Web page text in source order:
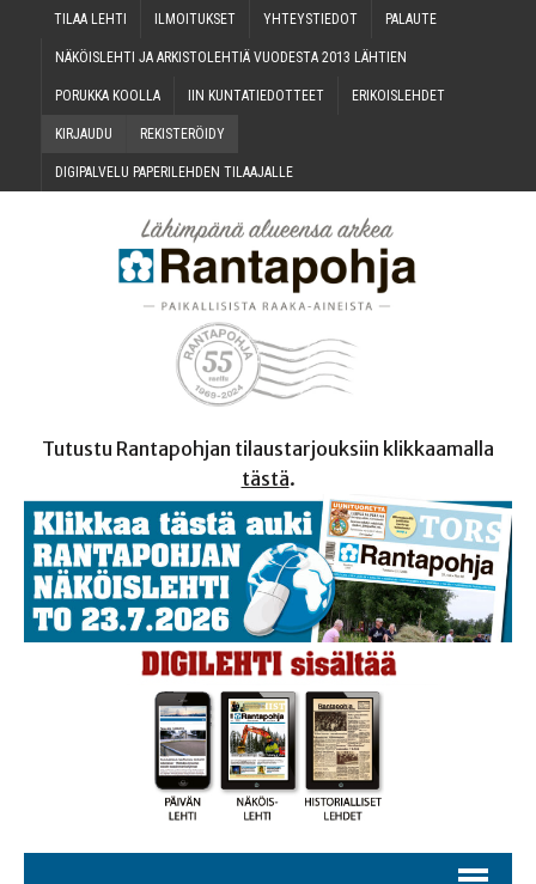
TILAA LEH­TI ILMOI­TUK­SET YHTEYS­TIE­DOT PALAU­TE
NÄKÖIS­LEH­TI JA ARKIS­TO­LEH­TIÄ VUO­DES­TA 2013 LÄHTIEN
PORUK­KA KOOLLA IIN KUN­TA­TIE­DOT­TEET ERI­KOIS­LEH­DET
KIR­JAU­DU REKIS­TE­RÖI­DY
DIGI­PAL­VE­LU PAPE­RI­LEH­DEN TILAAJALLE
Tutustu Rantapohjan tilaustarjouksiin klikkaamalla
tästä.